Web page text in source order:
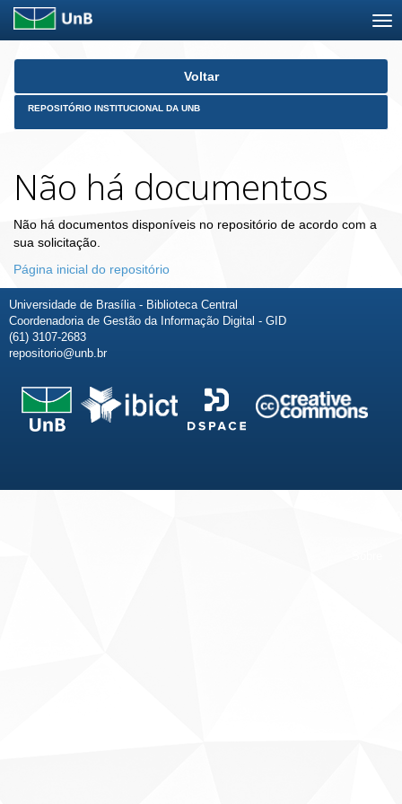
Skip
Voltar
REPOSITÓRIO INSTITUCIONAL DA UNB
Não há documentos
Não há documentos disponíveis no repositório de acordo com a
sua solicitação.
Página inicial do repositório
Universidade de Brasília - Biblioteca Central
Coordenadoria de Gestão da Informação Digital - GID
(61) 3107-2683
repositorio@unb.br